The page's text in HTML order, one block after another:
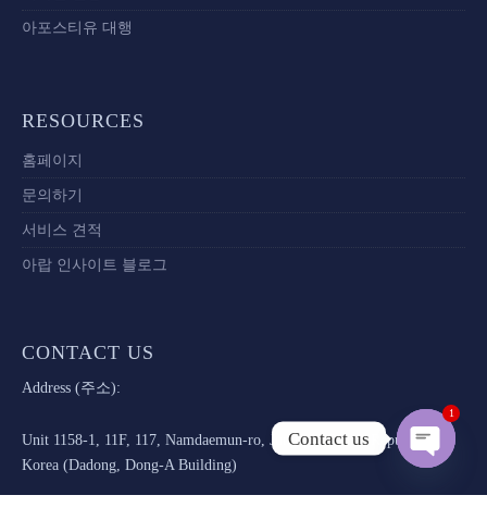
아포스티유 대행
RESOURCES
홈페이지
문의하기
서비스 견적
아랍 인사이트 블로그
CONTACT US
Address (주소):
Unit 1158-1, 11F, 117, Namdaemun-ro, Jung-gu, Seoul, Republic of
Korea (Dadong, Dong-A Building)
Contact us
Open
1